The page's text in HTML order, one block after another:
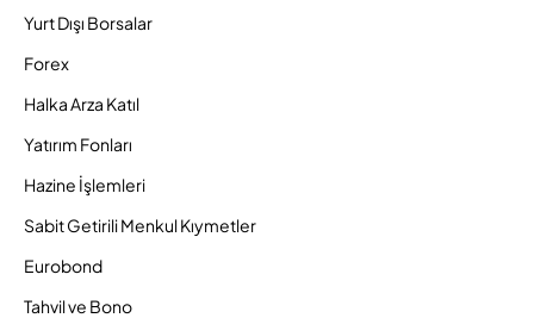
Yurt Dışı Borsalar
Forex
Halka Arza Katıl
Yatırım Fonları
Hazine İşlemleri
Sabit Getirili Menkul Kıymetler
Eurobond
Tahvil ve Bono